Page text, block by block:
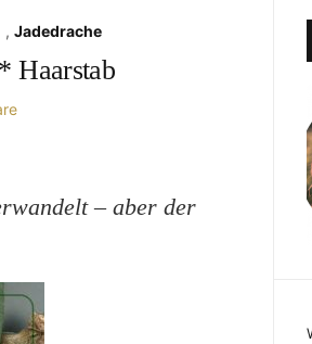
,Jadedrache
Haarstab
– aber der